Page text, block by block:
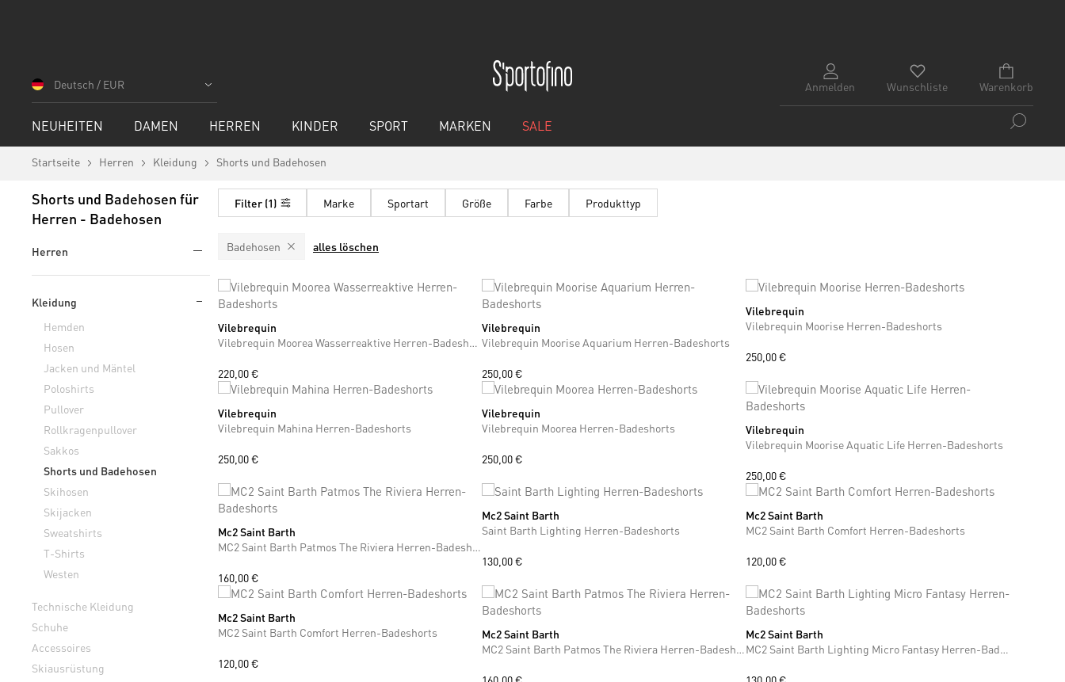
springen
Anmelden Warenkorb
Wunschliste
Deutsch / EUR
NEUHEITEN DAMEN HERREN KINDER SPORT MARKEN SALE
Startseite Herren Kleidung Shorts und Badehosen
Shorts und Badehosen für
Herren - Badehosen
Herren
Kleidung
Hemden
Hosen
Jacken und Mäntel
Poloshirts
Pullover
Rollkragenpullover
Sakkos
Shorts und Badehosen
Skihosen
Skijacken
Sweatshirts
T-Shirts
Westen
Technische Kleidung
Schuhe
Accessoires
Skiausrüstung
Filter 1 Marke Sportart Größe Farbe Produkttyp
Badehosen alles löschen
M L XL XXL
Vilebrequin
Vilebrequin Moorea Wasserreaktive Herren-Badeshorts
220,00 €
M L XL XXL
Vilebrequin
Vilebrequin Moorise Aquarium Herren-Badeshorts
250,00 €
M L XL XXL
Vilebrequin
Vilebrequin Moorise Herren-Badeshorts
250,00 €
M L XL XXL
Vilebrequin
Vilebrequin Mahina Herren-Badeshorts
250,00 €
M L XL XXL
Vilebrequin
Vilebrequin Moorea Herren-Badeshorts
250,00 €
M L XL XXL
Vilebrequin
Vilebrequin Moorise Aquatic Life Herren-Badeshorts
250,00 €
S M L XL XXL
Mc2 Saint Barth
MC2 Saint Barth Patmos The Riviera Herren-Badeshorts
160,00 €
S M L XL XXL
Mc2 Saint Barth
Saint Barth Lighting Herren-Badeshorts
130,00 €
S M L XL XXL
Mc2 Saint Barth
MC2 Saint Barth Comfort Herren-Badeshorts
120,00 €
S M L XL XXL
Mc2 Saint Barth
MC2 Saint Barth Comfort Herren-Badeshorts
120,00 €
S M L XL XXL
Mc2 Saint Barth
MC2 Saint Barth Patmos The Riviera Herren-Badeshorts
S M L XL
+6
Mc2 Saint Barth
MC2 Saint Barth Lighting Micro Fantasy Herren-Badeshorts